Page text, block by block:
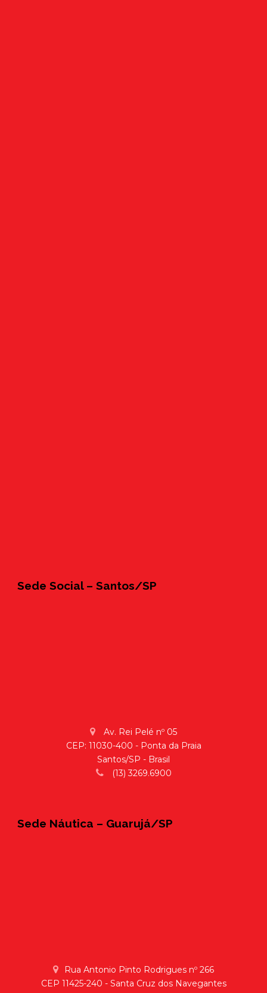
Sede Social – Santos/SP
Av. Rei Pelé nº 05
CEP: 11030-400 - Ponta da Praia
Santos/SP - Brasil
(13) 3269.6900
Sede Náutica – Guarujá/SP
Rua Antonio Pinto Rodrigues nº 266
CEP 11425-240 - Santa Cruz dos Navegantes